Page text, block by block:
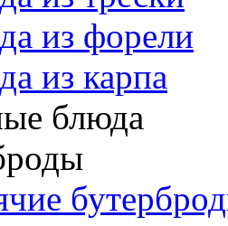
из форели
из карпа
блюда